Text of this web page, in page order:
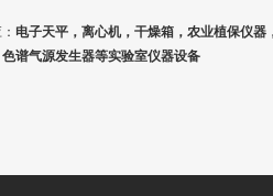
电子天平，离心机，干燥箱，农业植保仪器
谱气源发生器等实验室仪器设备